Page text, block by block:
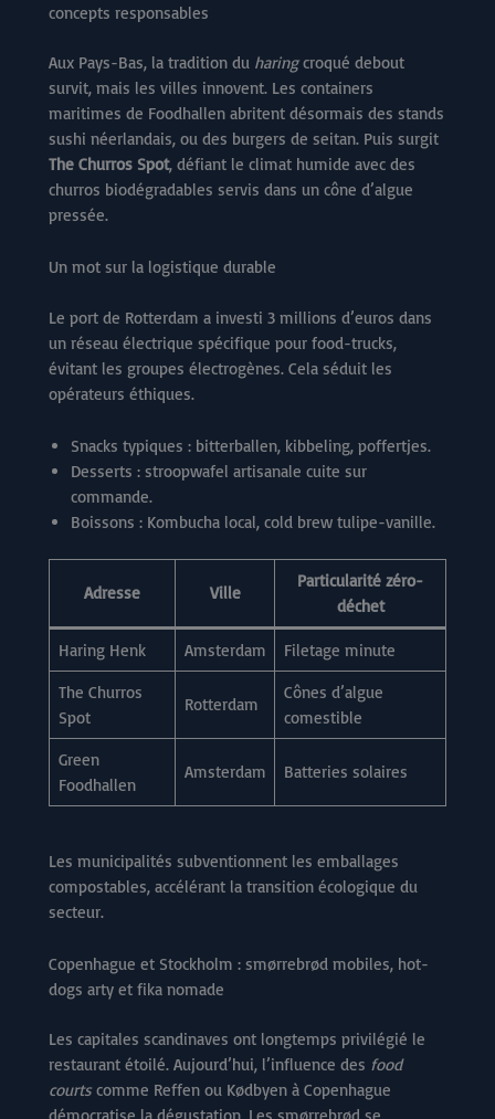
concepts responsables
Aux Pays-Bas, la tradition du haringcroqué debout
survit, mais les villes innovent. Les containers
maritimes de Foodhallen abritent désormais des stands
sushi néerlandais, ou des burgers de seitan. Puis surgit
The Churros Spot, défiant le climat humide avec des
churros biodégradables servis dans un cône d’algue
pressée.
Un mot sur la logistique durable
Le port de Rotterdam a investi 3 millions d’euros dans
un réseau électrique spécifique pour food-trucks,
évitant les groupes électrogènes. Cela séduit les
opérateurs éthiques.
Snacks typiques : bitterballen, kibbeling, poffertjes.
Desserts : stroopwafel artisanale cuite sur
commande.
Boissons : Kombucha local, cold brew tulipe-vanille.
Adresse Ville
Particularité zéro-
déchet
Haring Henk Amsterdam
Filetage minute
The Churros
Spot
Rotterdam
Cônes d’algue
comestible
Green
Foodhallen
Amsterdam Batteries solaires
Les municipalités subventionnent les emballages
compostables, accélérant la transition écologique du
secteur.
Copenhague et Stockholm : smørrebrød mobiles, hot-
dogs arty et fika nomade
Les capitales scandinaves ont longtemps privilégié le
restaurant étoilé. Aujourd’hui, l’influence des food
courts comme Reffen ou Kødbyen à Copenhague